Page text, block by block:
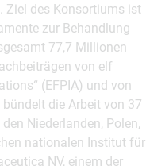
Ziel des Konsortiums ist
zur Behandlung
77,7 Millionen
von elf
(EFPIA) und von
die Arbeit von 37
Niederlanden, Polen,
natio­nalen Institut für
NV, einem der